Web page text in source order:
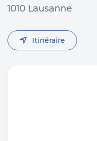
1010 Lausanne
Itinéraire